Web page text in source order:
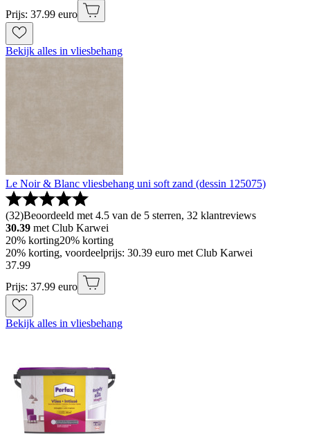
Prijs: 37.99 euro
Bekijk alles in vliesbehang
Le Noir & Blanc vliesbehang uni soft zand (dessin 125075)
(32)Beoordeeld met 4.5 van de 5 sterren, 32 klantreviews
30.39 met Club Karwei
20% korting20% korting
20% korting, voordeelprijs: 30.39 euro met Club Karwei
37.99
Prijs: 37.99 euro
Bekijk alles in vliesbehang